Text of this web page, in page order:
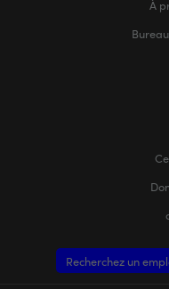
À
Recherchez un